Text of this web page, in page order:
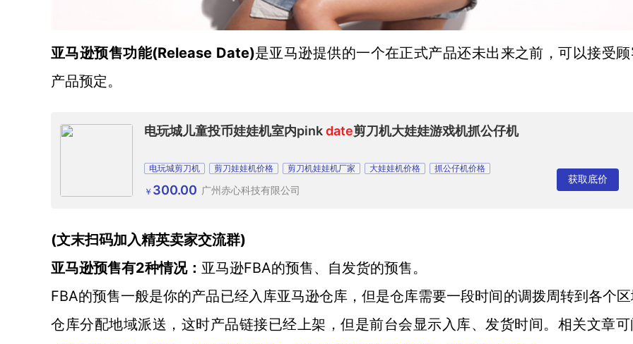
亚马逊预售功能(Release Date)是亚马逊提供的一个在正式产品还未出来之前，可以接受
产品预定。
电玩城儿童投币娃娃机室内pinkdate剪刀机大娃娃游戏机抓公仔机
电玩城剪刀机 剪刀娃娃机价格 剪刀机娃娃机厂家 大娃娃机价格 抓公仔机价格
￥ 300.00 广州赤心科技有限公司
获取底价
(文末扫码加入精英卖家交流群)
亚马逊预售有2种情况： 亚马逊FBA的预售、自发货的预售。
FBA的预售一般是你的产品已经入库亚马逊仓库，但是仓库需要一段时间的调拨周转到各个
仓库分配地域派送，这时产品链接已经上架，但是前台会显示入库、发货时间。相关文章